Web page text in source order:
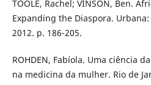
TOOLE, Rachel; VINSON, Ben.
Expanding the Diaspora.
2012. p. 186-205.
ROHDEN, Fabíola. Uma ciência
na medicina da mulher. Rio de